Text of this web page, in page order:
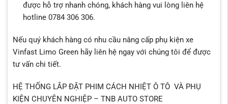
được hỗ trợ nhanh chóng, khách hàng vui lòng liên hệ
hotline 0784 306 306.
Nếu quý khách hàng có nhu cầu nâng cấp phụ kiện xe
Vinfast Limo Greenhãy liên hệ ngay với chúng tôi để được
tư vấn chi tiết.
HỆ THỐNG LẮP ĐẶT PHIM CÁCH NHIỆT Ô TÔ VÀ PHỤ
KIỆN CHUYÊN NGHIỆP – TNB AUTO STORE